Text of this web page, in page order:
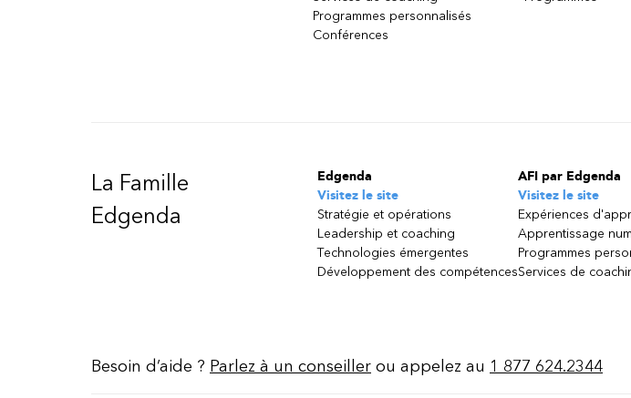
Programmes personnalisés
Conférences
La Famille
Edgenda
Edgenda
Visitez le site
Stratégie et opérations
Leadership et coaching
Technologies émergentes
Développement des compétences
AFI par Edgenda
Visitez le site
Expériences
Apprentissage
Programmes
Services de
Besoin d’aide ? Parlez à un conseiller ou appelez au 1 877 624.2344